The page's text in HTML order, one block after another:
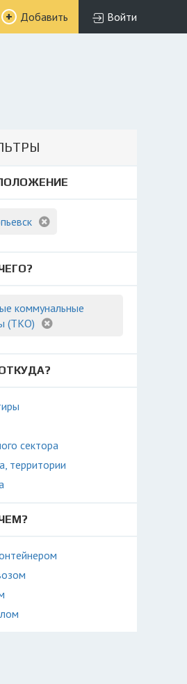
Добавить Войти
коммунальные
(ТКО)
сектора
территории